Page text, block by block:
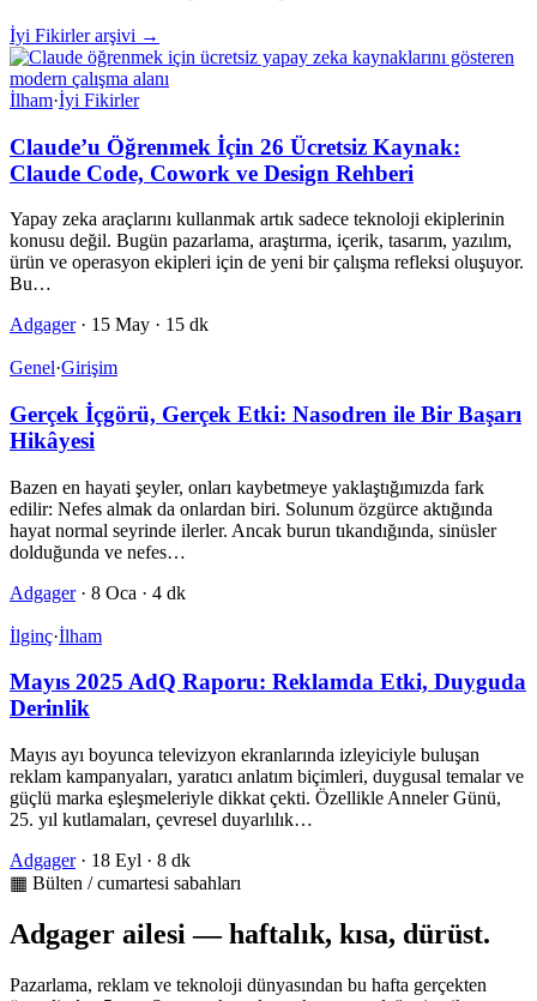
İyi Fikirler arşivi →
İlham·İyi Fikirler
Claude’u Öğrenmek İçin 26 Ücretsiz Kaynak:
Claude Code, Cowork ve Design Rehberi
Yapay zeka araçlarını kullanmak artık sadece teknoloji ekiplerinin
konusu değil. Bugün pazarlama, araştırma, içerik, tasarım, yazılım,
ürün ve operasyon ekipleri için de yeni bir çalışma refleksi oluşuyor.
Bu…
Adgager · 15 May · 15 dk
Genel·Girişim
Gerçek İçgörü, Gerçek Etki: Nasodren ile Bir Başarı
Hikâyesi
Bazen en hayati şeyler, onları kaybetmeye yaklaştığımızda fark
edilir: Nefes almak da onlardan biri. Solunum özgürce aktığında
hayat normal seyrinde ilerler. Ancak burun tıkandığında, sinüsler
dolduğunda ve nefes…
Adgager · 8 Oca · 4 dk
İlginç·İlham
Mayıs 2025 AdQ Raporu: Reklamda Etki, Duyguda
Derinlik
Mayıs ayı boyunca televizyon ekranlarında izleyiciyle buluşan
reklam kampanyaları, yaratıcı anlatım biçimleri, duygusal temalar ve
güçlü marka eşleşmeleriyle dikkat çekti. Özellikle Anneler Günü,
25. yıl kutlamaları, çevresel duyarlılık…
Adgager · 18 Eyl · 8 dk
▦ Bülten / cumartesi sabahları
Adgager ailesi — haftalık, kısa, dürüst.
Pazarlama, reklam ve teknoloji dünyasından bu hafta gerçekten